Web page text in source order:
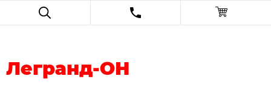
Легранд-ОН